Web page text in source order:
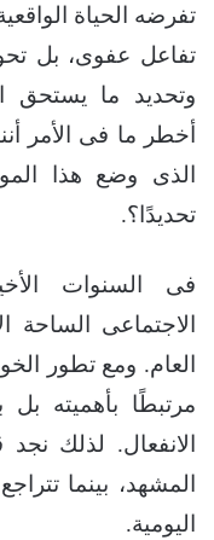
تفرضه الحياة
تفاعل عفوى، بل
وتحديد ما يستحق
أخطر ما فى الأمر
الذى وضع هذا
تحديدًا؟.
فى السنوات
الاجتماعى الساحة
العام. ومع تطور
مرتبطًا بأهميته بل
الانفعال. لذلك
المشهد، بينما
اليومية.